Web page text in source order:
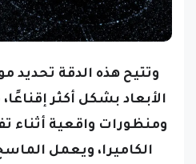
وتتيح هذه الدقة تحديد
الأبعاد بشكل أكثر
ومنظورات واقعية أثناء
الكاميرا، ويعمل